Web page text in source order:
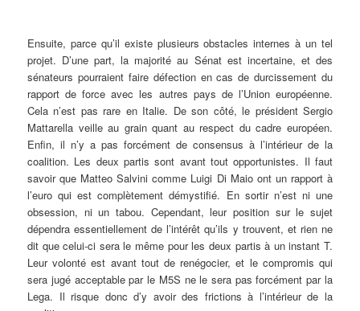
Ensuite, parce qu’il existe plusieurs obstacles internes à un tel
projet. D’une part, la majorité au Sénat est incertaine, et des
sénateurs pourraient faire défection en cas de durcissement du
rapport de force avec les autres pays de l’Union européenne.
Cela n’est pas rare en Italie. De son côté, le président Sergio
Mattarella veille au grain quant au respect du cadre européen.
Enfin, il n’y a pas forcément de consensus à l’intérieur de la
coalition. Les deux partis sont avant tout opportunistes. Il faut
savoir que Matteo Salvini comme Luigi Di Maio ont un rapport à
l’euro qui est complètement démystifié. En sortir n’est ni une
obsession, ni un tabou. Cependant, leur position sur le sujet
dépendra essentiellement de l’intérêt qu’ils y trouvent, et rien ne
dit que celui-ci sera le même pour les deux partis à un instant T.
Leur volonté est avant tout de renégocier, et le compromis qui
sera jugé acceptable par le M5S ne le sera pas forcément par la
Lega. Il risque donc d’y avoir des frictions à l’intérieur de la